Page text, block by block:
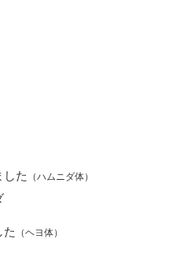
した （ハムニダ体）
た （ヘヨ体）